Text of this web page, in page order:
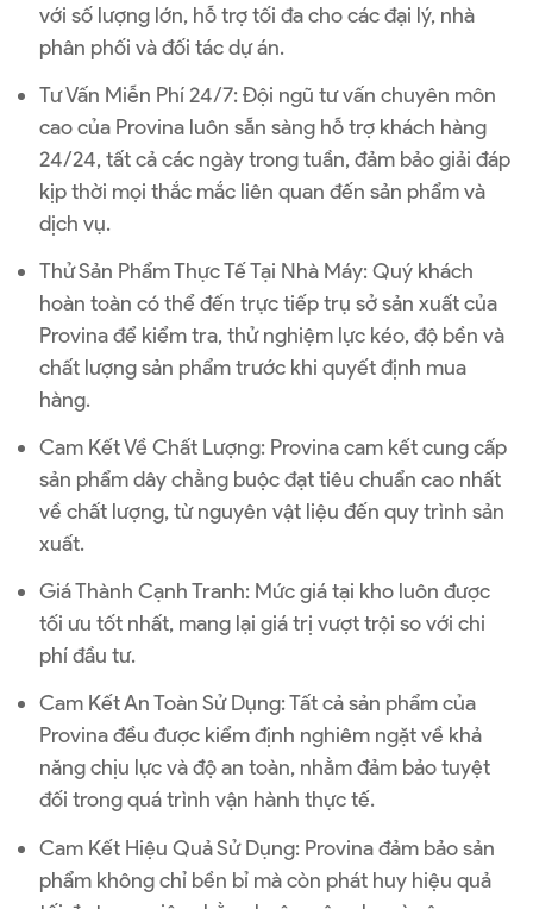
với số lượng lớn, hỗ trợ tối đa cho các đại lý, nhà
phân phối và đối tác dự án.
Tư Vấn Miễn Phí 24/7: Đội ngũ tư vấn chuyên môn
cao của Provina luôn sẵn sàng hỗ trợ khách hàng
24/24, tất cả các ngày trong tuần, đảm bảo giải đáp
kịp thời mọi thắc mắc liên quan đến sản phẩm và
dịch vụ.
Thử Sản Phẩm Thực Tế Tại Nhà Máy: Quý khách
hoàn toàn có thể đến trực tiếp trụ sở sản xuất của
Provina để kiểm tra, thử nghiệm lực kéo, độ bền và
chất lượng sản phẩm trước khi quyết định mua
hàng.
Cam Kết Về Chất Lượng: Provina cam kết cung cấp
sản phẩm dây chằng buộc đạt tiêu chuẩn cao nhất
về chất lượng, từ nguyên vật liệu đến quy trình sản
xuất.
Giá Thành Cạnh Tranh: Mức giá tại kho luôn được
tối ưu tốt nhất, mang lại giá trị vượt trội so với chi
phí đầu tư.
Cam Kết An Toàn Sử Dụng: Tất cả sản phẩm của
Provina đều được kiểm định nghiêm ngặt về khả
năng chịu lực và độ an toàn, nhằm đảm bảo tuyệt
đối trong quá trình vận hành thực tế.
Cam Kết Hiệu Quả Sử Dụng: Provina đảm bảo sản
phẩm không chỉ bền bỉ mà còn phát huy hiệu quả